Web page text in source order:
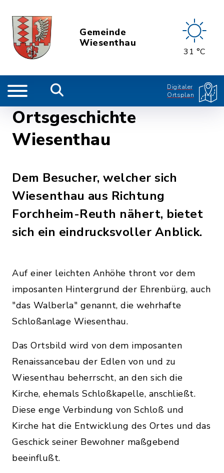
Gemeinde
Wiesenthau
31 °C
Digitaler
Ortsplan
Ortsgeschichte
Wiesenthau
Dem Besucher, welcher sich
Wiesenthau aus Richtung
Forchheim-Reuth nähert, bietet
sich ein eindrucksvoller Anblick.
Auf einer leichten Anhöhe thront vor dem
imposanten Hintergrund der Ehrenbürg, auch
"das Walberla" genannt, die wehrhafte
Schloßanlage Wiesenthau.
Das Ortsbild wird von dem imposanten
Renaissancebau der Edlen von und zu
Wiesenthau beherrscht, an den sich die
Kirche, ehemals Schloßkapelle, anschließt.
Diese enge Verbindung von Schloß und
Kirche hat die Entwicklung des Ortes und das
Geschick seiner Bewohner maßgebend
beeinflußt.